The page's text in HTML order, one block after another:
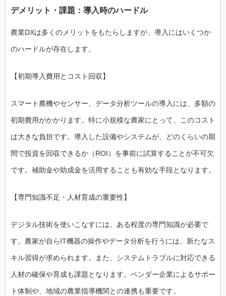
デメリット・課題：導入時のハードル
農業DXは多くのメリットをもたらしますが、導入にはいくつか
のハードルが存在します。
【初期導入費用とコスト回収】
スマート農機やセンサー、データ分析ツールの導入には、多額の
初期費用がかかります。特に小規模な農家にとって、このコスト
は大きな負担です。導入した設備やシステムが、どのくらいの期
間で投資を回収できるか（ROI）を事前に試算することが不可欠
です。補助金や助成金を活用することも有効な手段となります。
【専門知識不足・人材育成の重要性】
デジタル技術を使いこなすには、ある程度の専門知識が必要で
す。農家が自らIT機器の操作やデータ分析を行うには、新たなス
キル習得が求められます。また、システムトラブルに対応できる
人材の確保や育成も課題となります。ベンダー企業によるサポー
ト体制や、地域の農業指導機関との連携も重要です。